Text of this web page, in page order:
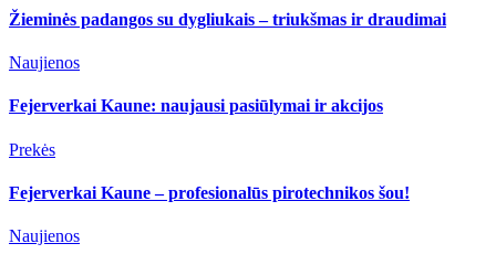
Žieminės padangos su dygliukais – triukšmas ir draudimai
Naujienos
Fejerverkai Kaune: naujausi pasiūlymai ir akcijos
Prekės
Fejerverkai Kaune – profesionalūs pirotechnikos šou!
Naujienos